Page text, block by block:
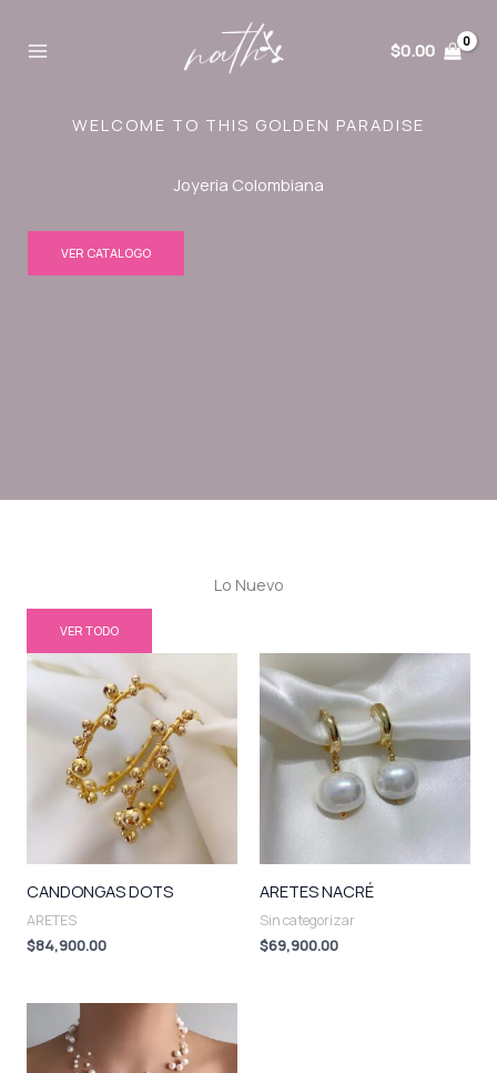
$0.00
WELCOME TO THIS GOLDEN PARADISE
Joyeria Colombiana
VER CATALOGO
Lo Nuevo
VER TODO
CANDONGAS DOTS
ARETES
$84,900.00
ARETES NACRÉ
Sin categorizar
$69,900.00